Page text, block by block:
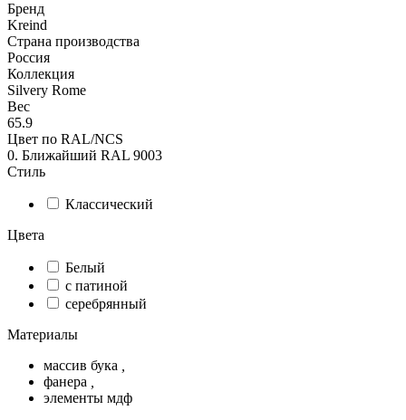
Бренд
Kreind
Страна производства
Россия
Коллекция
Silvery Rome
Вес
65.9
Цвет по RAL/NCS
0. Ближайший RAL 9003
Стиль
Классический
Цвета
Белый
с патиной
серебрянный
Материалы
массив бука
фанера
элементы мдф